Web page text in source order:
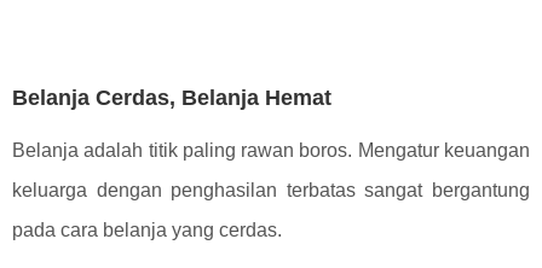
Belanja Cerdas, Belanja Hemat
Belanja adalah titik paling rawan boros. Mengatur keuangan
keluarga dengan penghasilan terbatas sangat bergantung
pada cara belanja yang cerdas.